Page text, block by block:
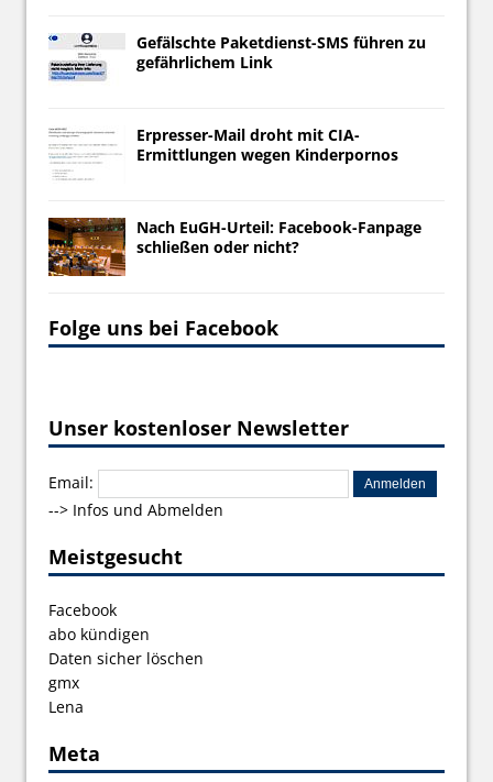
Gefälschte Paketdienst-SMS führen zu
gefährlichem Link
Erpresser-Mail droht mit CIA-
Ermittlungen wegen Kinderpornos
Nach EuGH-Urteil: Facebook-Fanpage
schließen oder nicht?
Folge uns bei Facebook
Unser kostenloser Newsletter
Email:
--> Infos und Abmelden
Meistgesucht
Facebook
abo kündigen
Daten sicher löschen
gmx
Lena
Meta